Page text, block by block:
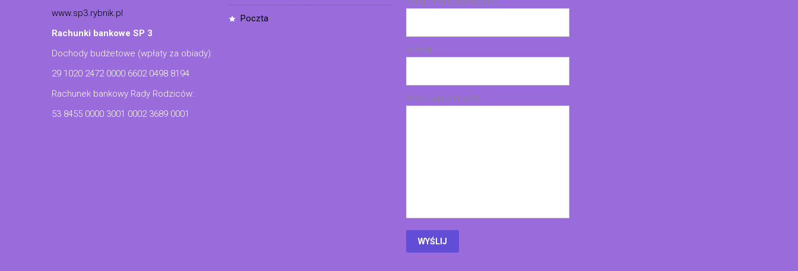
www.sp3.rybnik.pl
Rachunki bankowe SP 3
Dochody budżetowe (wpłaty za obiady):
29 1020 2472 0000 6602 0498 8194
Rachunek bankowy Rady Rodziców:
53 8455 0000 3001 0002 3689 0001
poczta
Temat
Treść wiadomości